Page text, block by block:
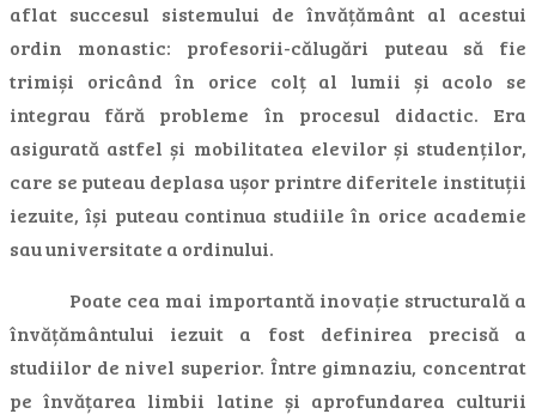
aflat succesul sistemului de învățământ al acestui
ordin monastic: profesorii-călugări puteau să fie
trimiși oricând în orice colț al lumii și acolo se
integrau fără probleme în procesul didactic. Era
asigurată astfel și mobilitatea elevilor și studenților,
care se puteau deplasa ușor printre diferitele instituții
iezuite, își puteau continua studiile în orice academie
sau universitate a ordinului.
Poate cea mai importantă inovație structurală a
învățământului iezuit a fost definirea precisă a
studiilor de nivel superior. Între gimnaziu, concentrat
pe învățarea limbii latine și aprofundarea culturii